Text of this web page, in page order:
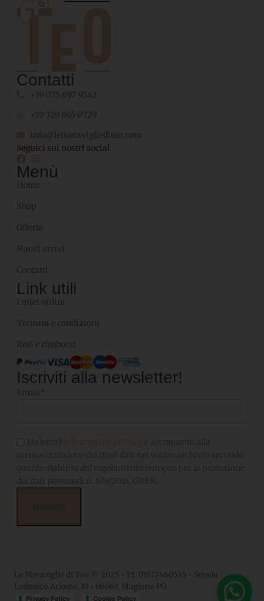
Contatti
+39 075 697 9543
+39 329 065 0729
info@lemeravigliediteo.com
Seguici sui nostri social
Menù
Home
Shop
Offerte
Nuovi arrivi
Contatti
Link utili
I miei ordini
Termini e condizioni
Resi e rimborsi
Iscriviti alla newsletter!
Le Meraviglie di Teo © 2025 • P.I. 03572460545 • Strada
Ludovico Ariosto, 10 • 06063, Magione PG
Privacy Policy • Cookie Policy
💬 Hai bisogno di aiuto?